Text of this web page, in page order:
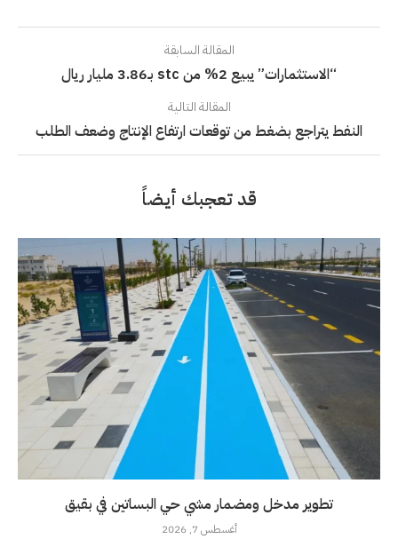
المقالة السابقة
“الاستثمارات” يبيع 2% من stc بـ3.86 مليار ريال
المقالة التالية
النفط يتراجع بضغط من توقعات ارتفاع الإنتاج وضعف الطلب
قد تعجبك أيضاً
تطوير مدخل ومضمار مشي حي البساتين في بقيق
أغسطس 7, 2026